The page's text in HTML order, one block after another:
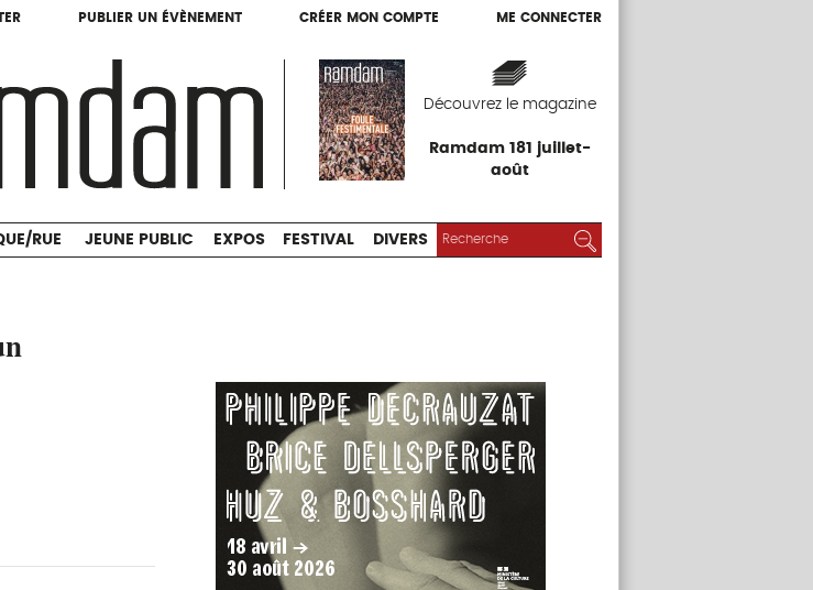
PUBLIER UN ÉVÈNEMENT CRÉER MON COMPTE ME CONNECTER
Découvrez le magazine
Ramdam 181 juillet-
août
PUBLIER UN ÉVÈNEMENT CRÉER MON COMPTE ME CONNECTER
CIRQUE/RUE JEUNE PUBLIC EXPOS
RUE JEUNE PUBLIC EXPOS FESTIVAL DIVERS RECHERCHER :